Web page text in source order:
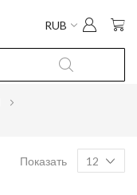
RUB
Показать